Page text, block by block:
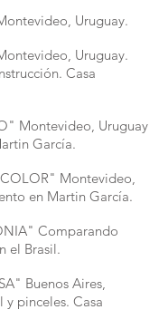
Uruguay.
Uruguay.
Casa
Montevideo, Uruguay
García.
Montevideo,
en Martin García.
Comparando
el Brasil.
Buenos Aires,
pinceles. Casa